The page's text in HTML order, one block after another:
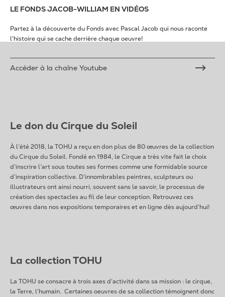
LE FONDS JACOB-WILLIAM EN VIDÉOS
Partez à la découverte du Fonds avec Pascal Jacob qui nous raconte
l'histoire qui se cache derrière chaque oeuvre!
Accéder à la chaîne Youtube
Le don du Cirque du Soleil
À l’été 2018, la TOHU a reçu en don plus de 80 œuvres de la collection
du Cirque du Soleil. Fondé en 1984, le Cirque a très vite fait le choix
d’inscrire l’art sous toutes ses formes comme une formidable source
d’inspiration collective. D’innombrables peintres, sculpteurs ou
illustrateurs ont ainsi nourri, souvent sans le savoir, le processus de
création des spectacles au fil de leur conception. Retrouvez ces
œuvres dans nos expositions temporaires et en ligne dès aujourd’hui!
La collection TOHU
La TOHU se consacre à trois axes d’activité dans sa mission : le cirque,
la Terre, l’humain. Certaines oeuvres de sa collection témoignent donc